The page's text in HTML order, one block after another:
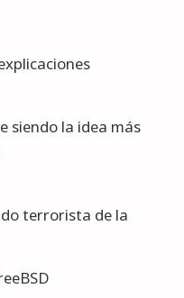
siendo la idea más
terrorista de la